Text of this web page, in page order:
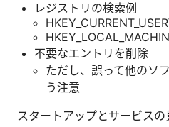
レジストリの検索例
不要なエントリを削除
ただし、誤って他のソ
う注意
スタートアップとサービスの